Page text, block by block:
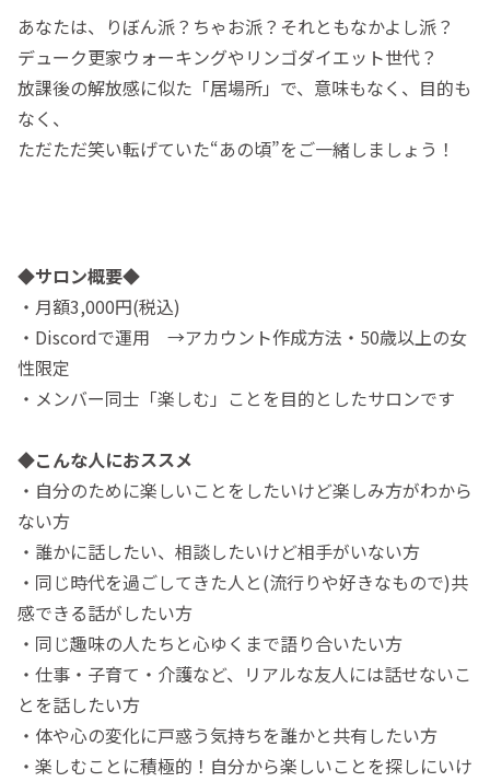
あなたは、りぼん派？ちゃお派？それともなかよし派？
デューク更家ウォーキングやリンゴダイエット世代？
放課後の解放感に似た「居場所」で、意味もなく、目的も
なく、
ただただ笑い転げていた“あの頃”をご一緒しましょう！
◆サロン概要◆
・月額3,000円(税込)
・Discordで運用 →アカウント作成方法・50歳以上の女
性限定
・メンバー同士「楽しむ」ことを目的としたサロンです
◆こんな人におススメ
・自分のために楽しいことをしたいけど楽しみ方がわから
ない方
・誰かに話したい、相談したいけど相手がいない方
・同じ時代を過ごしてきた人と(流行りや好きなもので)共
感できる話がしたい方
・同じ趣味の人たちと心ゆくまで語り合いたい方
・仕事・子育て・介護など、リアルな友人には話せないこ
とを話したい方
・体や心の変化に戸惑う気持ちを誰かと共有したい方
・楽しむことに積極的！自分から楽しいことを探しにいけ